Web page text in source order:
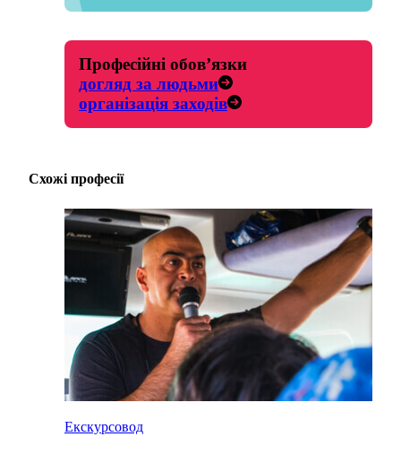
Професійні обов’язки
догляд за людьми
організація заходів
Схожі професії
Екскурсовод